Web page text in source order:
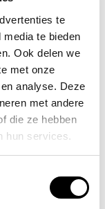
te
te bieden
Ook delen we
met onze
analyse. Deze
met andere
die ze hebben
hun services.